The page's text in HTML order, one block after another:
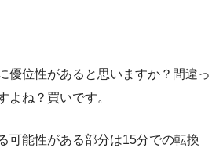
優位性があると思いますか？間違っ
よね？買いです。
可能性がある部分は15分での転換